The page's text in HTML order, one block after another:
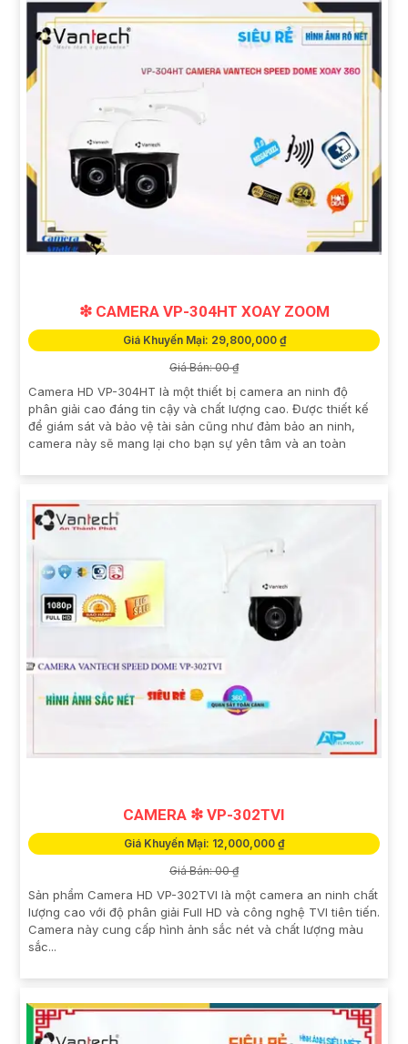
❇ CAMERA VP-304HT XOAY ZOOM
Giá Khuyến Mại: 29,800,000 ₫
Giá Bán: 00 ₫
Camera HD VP-304HT là một thiết bị camera an ninh độ
phân giải cao đáng tin cậy và chất lượng cao. Được thiết kế
để giám sát và bảo vệ tài sản cũng như đảm bảo an ninh,
camera này sẽ mang lại cho bạn sự yên tâm và an toàn
CAMERA ❇ VP-302TVI
Giá Khuyến Mại: 12,000,000 ₫
Giá Bán: 00 ₫
Sản phẩm Camera HD VP-302TVI là một camera an ninh chất
lượng cao với độ phân giải Full HD và công nghệ TVI tiên tiến.
Camera này cung cấp hình ảnh sắc nét và chất lượng màu
sắc...